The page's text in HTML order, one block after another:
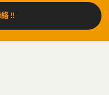
!!